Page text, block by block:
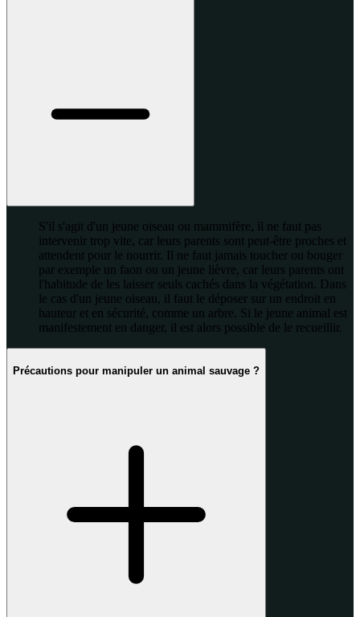
S'il s'agit d'un jeune oiseau ou mammifère, il ne faut pas
intervenir trop vite, car leurs parents sont peut-être proches et
attendent pour le nourrir. Il ne faut jamais toucher ou bouger
par exemple un faon ou un jeune lièvre, car leurs parents ont
l'habitude de les laisser seuls cachés dans la végétation. Dans
le cas d'un jeune oiseau, il faut le déposer sur un endroit en
hauteur et en sécurité, comme un arbre. Si le jeune animal est
manifestement en danger, il est alors possible de le recueillir.
Précautions pour manipuler un animal sauvage ?